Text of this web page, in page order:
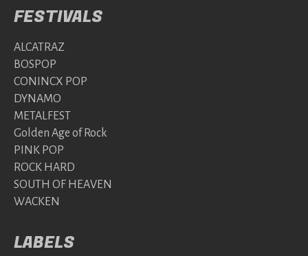
FESTIVALS
ALCATRAZ
BOSPOP
CONINCX POP
DYNAMO
METALFEST
Golden Age of Rock
PINK POP
ROCK HARD
SOUTH OF HEAVEN
WACKEN
LABELS